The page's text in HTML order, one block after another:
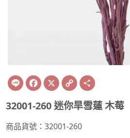
Line Facebook
X Copy
Link
32001-260 迷你旱雪蓮 木莓
商品貨號：32001-260